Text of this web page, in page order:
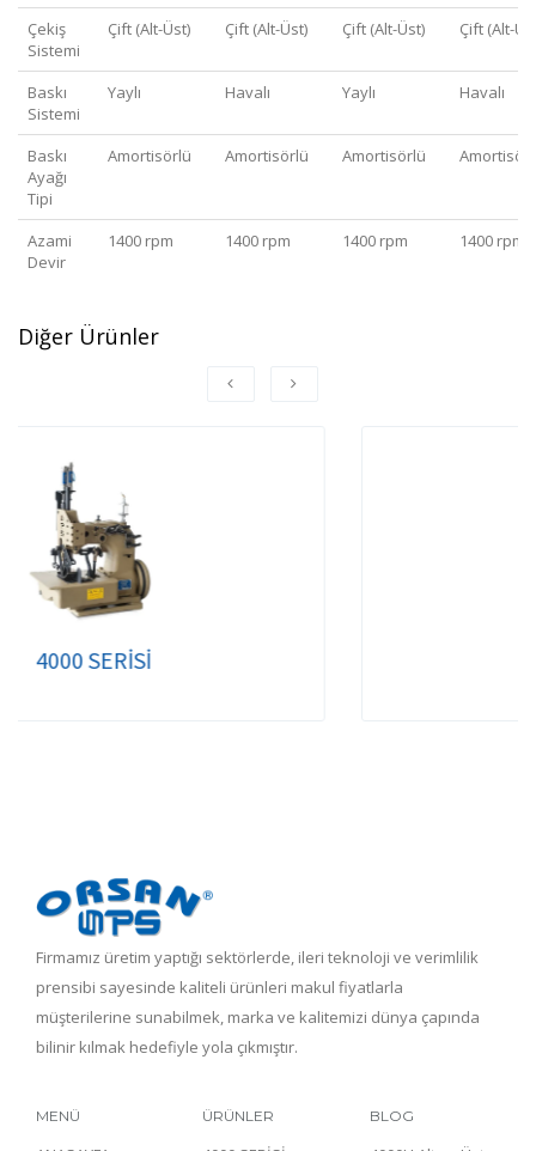
Çekiş
Sistemi
Çift (Alt-Üst) Çift (Alt-Üst) Çift (Alt-Üst) Çift (Alt-
Baskı
Sistemi
Yaylı Havalı Yaylı Havalı
Baskı
Ayağı
Tipi
Amortisörlü Amortisörlü Amortisörlü
Azami
Devir
1400 rpm 1400 rpm 1400 rpm 1400 rpm
Diğer Ürünler
Firmamız üretim yaptığı sektörlerde, ileri teknoloji ve verimlilik
prensibi sayesinde kaliteli ürünleri makul fiyatlarla
müşterilerine sunabilmek, marka ve kalitemizi dünya çapında
bilinir kılmak hedefiyle yola çıkmıştır.
MENÜ ÜRÜNLER BLOG